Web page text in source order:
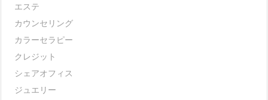
エステ
カウンセリング
カラーセラピー
クレジット
シェアオフィス
ジュエリー